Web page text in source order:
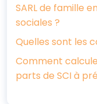
SARL de famille
sociales ?
Quelles sont les
Comment
parts de SCI à